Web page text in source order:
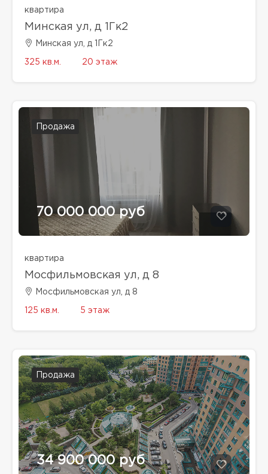
квартира
Минская ул, д 1Гк2
Минская ул, д 1Гк2
325 кв.м. 20 этаж
Продажа
70 000 000 руб
квартира
Мосфильмовская ул, д 8
Мосфильмовская ул, д 8
125 кв.м. 5 этаж
Продажа
34 900 000 руб